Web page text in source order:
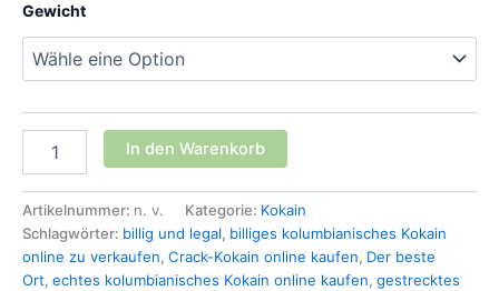
Gewicht
Rosa
köln
online
Menge
In den Warenkorb
Artikelnummer: n. v. Kategorie: Kokain
Schlagwörter: billig und legal, billiges kolumbianisches Kokain
online zu verkaufen, Crack-Kokain online kaufen, Der beste
Ort, echtes kolumbianisches Kokain online kaufen, gestrecktes